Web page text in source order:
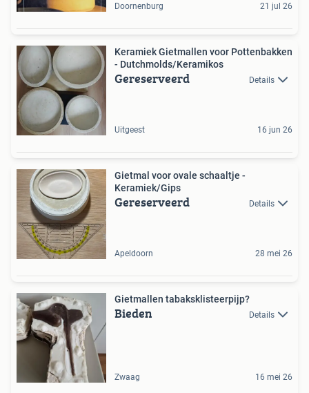
Doornenburg 21 jul 26
Keramiek Gietmallen voor Pottenbakken
- Dutchmolds/Keramikos
Gereserveerd Details
Uitgeest 16 jun 26
Gietmal voor ovale schaaltje -
Keramiek/Gips
Gereserveerd Details
Apeldoorn 28 mei 26
Gietmallen tabaksklisteerpijp?
Bieden Details
Zwaag 16 mei 26